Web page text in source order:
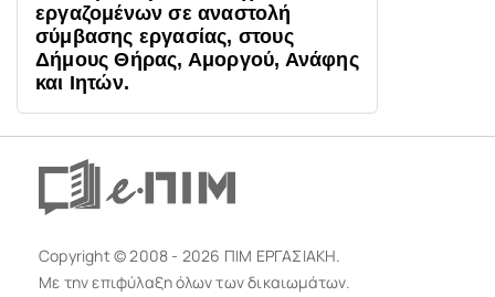
εργαζομένων σε αναστολή
σύμβασης εργασίας, στους
Δήμους Θήρας, Αμοργού, Ανάφης
και Ιητών.
Copyright © 2008 - 2026 ΠΙΜ ΕΡΓΑΣΙΑΚΗ.
Με την επιφύλαξη όλων των δικαιωμάτων.